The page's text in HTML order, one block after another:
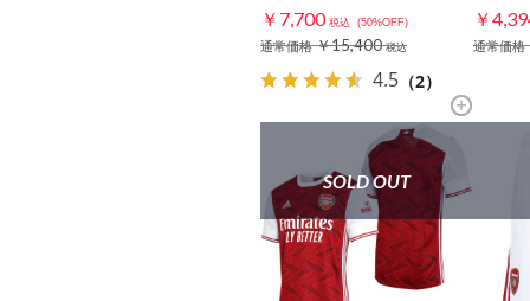
￥7,700 税込 (50%OFF)
通常価格￥15,400 税込
4.5 （2）
￥
通常価格
SOLD OUT